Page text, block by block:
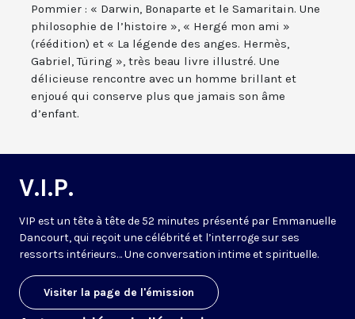
Pommier : « Darwin, Bonaparte et le Samaritain. Une
philosophie de l’histoire », « Hergé mon ami »
(réédition) et « La légende des anges. Hermès,
Gabriel, Türing », très beau livre illustré. Une
délicieuse rencontre avec un homme brillant et
enjoué qui conserve plus que jamais son âme
d’enfant.
V.I.P.
VIP est un tête à tête de 52 minutes présenté par Emmanuelle
Dancourt, qui reçoit une célébrité et l’interroge sur ses
ressorts intérieurs… Une conversation intime et spirituelle.
Visiter la page de l'émission